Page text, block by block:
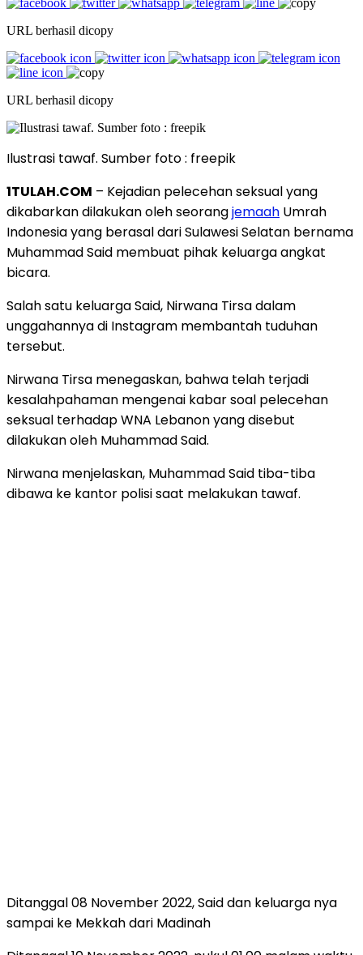
URL berhasil dicopy
URL berhasil dicopy
Ilustrasi tawaf. Sumber foto : freepik
1TULAH.COM – Kejadian pelecehan seksual yang
dikabarkan dilakukan oleh seorangjemaah Umrah
Indonesia yang berasal dari Sulawesi Selatan bernama
Muhammad Said membuat pihak keluarga angkat
bicara.
Salah satu keluarga Said, Nirwana Tirsa dalam
unggahannya di Instagram membantah tuduhan
tersebut.
Nirwana Tirsa menegaskan, bahwa telah terjadi
kesalahpahaman mengenai kabar soal pelecehan
seksual terhadap WNA Lebanon yang disebut
dilakukan oleh Muhammad Said.
Nirwana menjelaskan, Muhammad Said tiba-tiba
dibawa ke kantor polisi saat melakukan tawaf.
Ditanggal 08 November 2022, Said dan keluarga nya
sampai ke Mekkah dari Madinah